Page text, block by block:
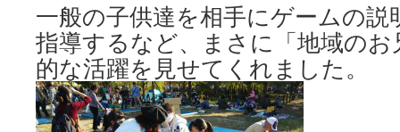
一般の子供達を相手にゲームの
指導するなど、まさに「地域の
的な活躍を見せてくれました。